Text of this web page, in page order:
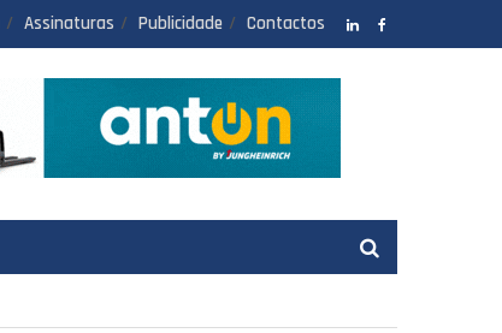
Assinaturas Publicidade Contactos